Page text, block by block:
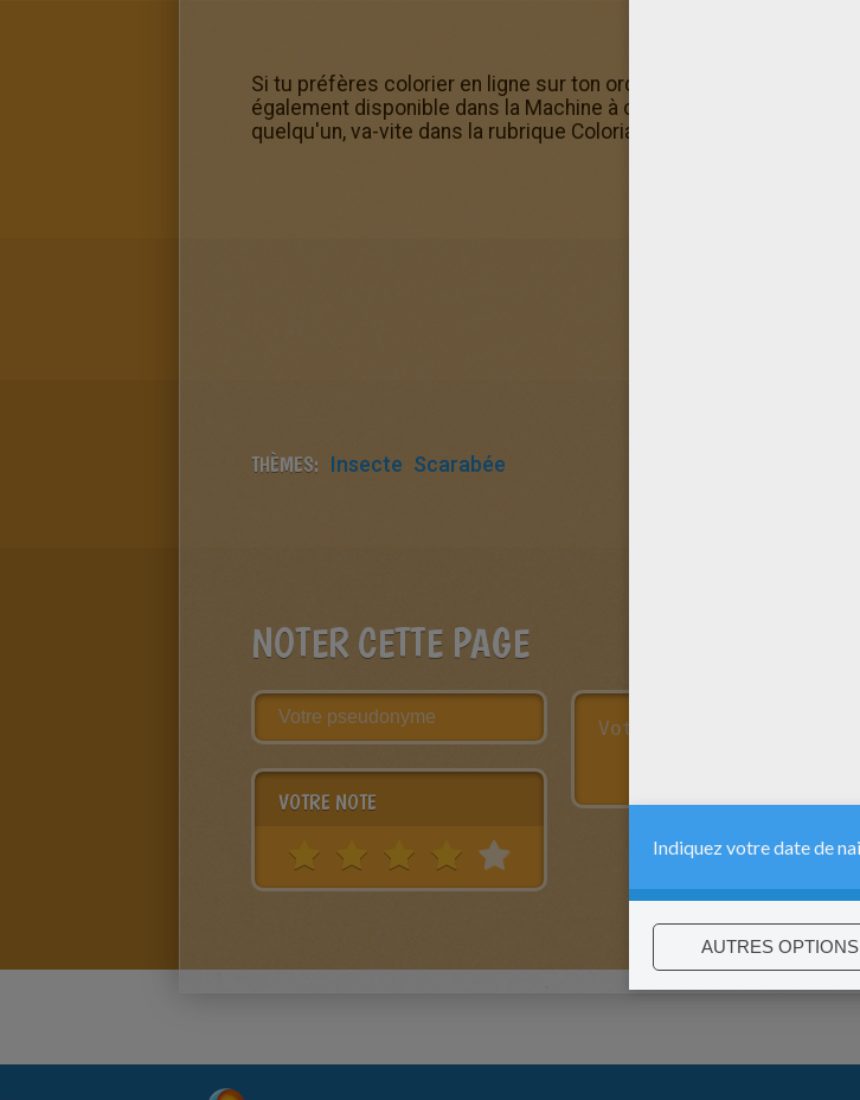
Si tu préfères colorier en ligne sur ton ordinateur, ta tablette ou
également disponible dans la Machine à colorier! Si tu veux offrir
quelqu'un, va-vite dans la rubrique Coloriages Insectes !
THÈMES: Insecte Scarabée
NOTER CETTE PAGE
VOTRE NOTE